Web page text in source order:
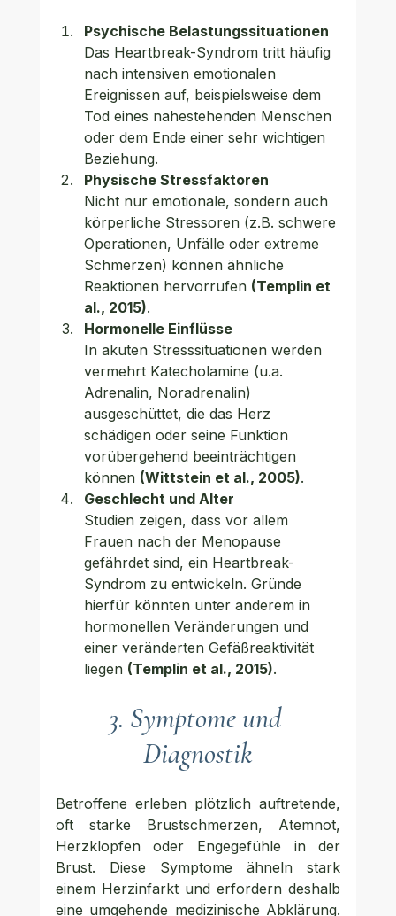
Psychische Belastungssituationen
Das Heartbreak-Syndrom tritt häufig
nach intensiven emotionalen
Ereignissen auf, beispielsweise dem
Tod eines nahestehenden Menschen
oder dem Ende einer sehr wichtigen
Beziehung.
Physische Stressfaktoren
Nicht nur emotionale, sondern auch
körperliche Stressoren (z.B. schwere
Operationen, Unfälle oder extreme
Schmerzen) können ähnliche
Reaktionen hervorrufen (Templin et
al., 2015).
Hormonelle Einflüsse
In akuten Stresssituationen werden
vermehrt Katecholamine (u.a.
Adrenalin, Noradrenalin)
ausgeschüttet, die das Herz
schädigen oder seine Funktion
vorübergehend beeinträchtigen
können (Wittstein et al., 2005).
Geschlecht und Alter
Studien zeigen, dass vor allem
Frauen nach der Menopause
gefährdet sind, ein Heartbreak-
Syndrom zu entwickeln. Gründe
hierfür könnten unter anderem in
hormonellen Veränderungen und
einer veränderten Gefäßreaktivität
liegen (Templin et al., 2015).
3. Symptome und
Diagnostik
Betroffene erleben plötzlich auftretende,
oft starke Brustschmerzen, Atemnot,
Herzklopfen oder Engegefühle in der
Brust. Diese Symptome ähneln stark
einem Herzinfarkt und erfordern deshalb
eine umgehende medizinische Abklärung.